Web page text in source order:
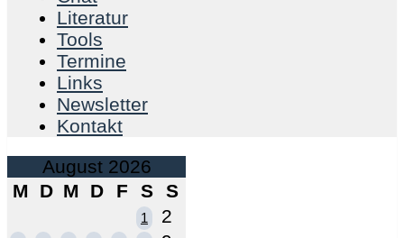
Literatur
Tools
Termine
Links
Newsletter
Kontakt
August 2026
M
D M D F S S
1 2